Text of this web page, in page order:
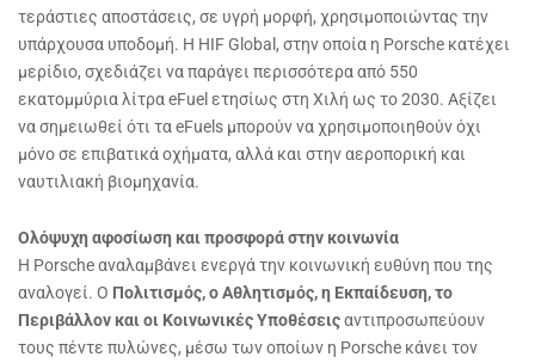
τεράστιες αποστάσεις, σε υγρή μορφή, χρησιμοποιώντας την
υπάρχουσα υποδομή. Η HIF Global, στην οποία η Porsche κατέχει
μερίδιο, σχεδιάζει να παράγει περισσότερα από 550
εκατομμύρια λίτρα eFuel ετησίως στη Χιλή ως το 2030. Αξίζει
να σημειωθεί ότι τα eFuels μπορούν να χρησιμοποιηθούν όχι
μόνο σε επιβατικά οχήματα, αλλά και στην αεροπορική και
ναυτιλιακή βιομηχανία.
Ολόψυχη αφοσίωση και προσφορά στην κοινωνία
Η Porsche αναλαμβάνει ενεργά την κοινωνική ευθύνη που της
αναλογεί. Ο Πολιτισμός, ο Αθλητισμός, η Εκπαίδευση, το
Περιβάλλον και οι Κοινωνικές Υποθέσειςαντιπροσωπεύουν
τους πέντε πυλώνες, μέσω των οποίων η Porsche κάνει τον